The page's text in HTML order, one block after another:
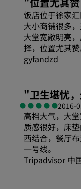
饭店位于徐家
大小商铺很多
大堂宽敞明亮
择，位置尤其赞
gyfandzd
"卫生堪忧
2016-
高档大气，大
质感很好，床
西结合，餐厅
一号线。
Tripadvisor 中